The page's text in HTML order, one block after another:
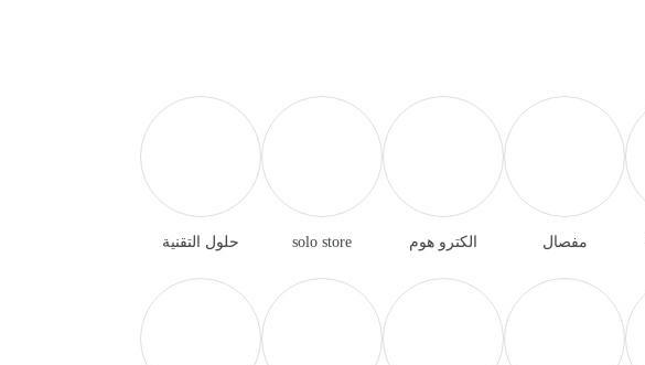
مفصال الكترو هوم solo store حلول التقنية